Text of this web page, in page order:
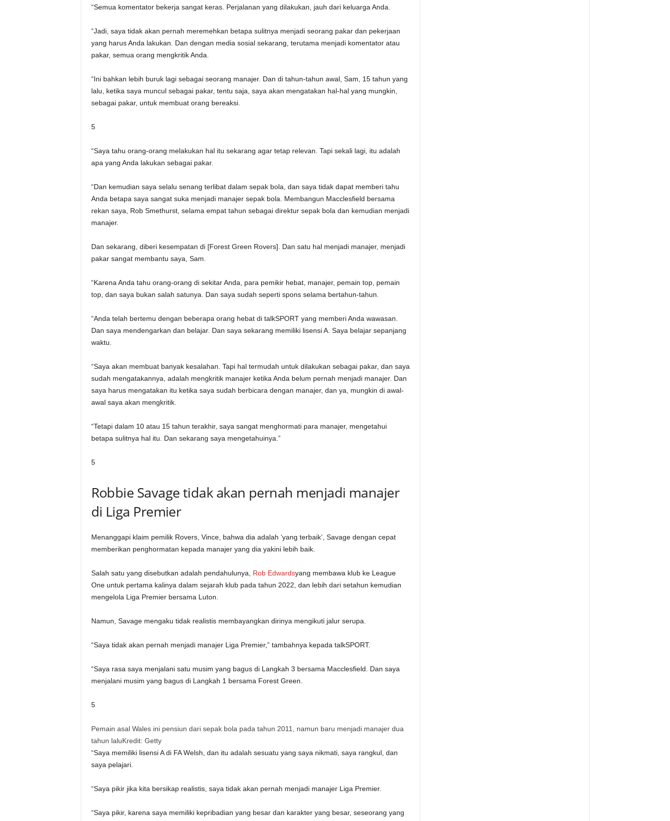
“Semua komentator bekerja sangat keras. Perjalanan yang dilakukan, jauh dari keluarga Anda.
“Jadi, saya tidak akan pernah meremehkan betapa sulitnya menjadi seorang pakar dan pekerjaan
yang harus Anda lakukan. Dan dengan media sosial sekarang, terutama menjadi komentator atau
pakar, semua orang mengkritik Anda.
“Ini bahkan lebih buruk lagi sebagai seorang manajer. Dan di tahun-tahun awal, Sam, 15 tahun yang
lalu, ketika saya muncul sebagai pakar, tentu saja, saya akan mengatakan hal-hal yang mungkin,
sebagai pakar, untuk membuat orang bereaksi.
5
“Saya tahu orang-orang melakukan hal itu sekarang agar tetap relevan. Tapi sekali lagi, itu adalah
apa yang Anda lakukan sebagai pakar.
“Dan kemudian saya selalu senang terlibat dalam sepak bola, dan saya tidak dapat memberi tahu
Anda betapa saya sangat suka menjadi manajer sepak bola. Membangun Macclesfield bersama
rekan saya, Rob Smethurst, selama empat tahun sebagai direktur sepak bola dan kemudian menjadi
manajer.
Dan sekarang, diberi kesempatan di [Forest Green Rovers]. Dan satu hal menjadi manajer, menjadi
pakar sangat membantu saya, Sam.
“Karena Anda tahu orang-orang di sekitar Anda, para pemikir hebat, manajer, pemain top, pemain
top, dan saya bukan salah satunya. Dan saya sudah seperti spons selama bertahun-tahun.
“Anda telah bertemu dengan beberapa orang hebat di talkSPORT yang memberi Anda wawasan.
Dan saya mendengarkan dan belajar. Dan saya sekarang memiliki lisensi A. Saya belajar sepanjang
waktu.
“Saya akan membuat banyak kesalahan. Tapi hal termudah untuk dilakukan sebagai pakar, dan saya
sudah mengatakannya, adalah mengkritik manajer ketika Anda belum pernah menjadi manajer. Dan
saya harus mengatakan itu ketika saya sudah berbicara dengan manajer, dan ya, mungkin di awal-
awal saya akan mengkritik.
“Tetapi dalam 10 atau 15 tahun terakhir, saya sangat menghormati para manajer, mengetahui
betapa sulitnya hal itu. Dan sekarang saya mengetahuinya.”
5
Robbie Savage tidak akan pernah menjadi manajer
di Liga Premier
Menanggapi klaim pemilik Rovers, Vince, bahwa dia adalah ‘yang terbaik’, Savage dengan cepat
memberikan penghormatan kepada manajer yang dia yakini lebih baik.
Salah satu yang disebutkan adalah pendahulunya, Rob Edwardsyang membawa klub ke League
One untuk pertama kalinya dalam sejarah klub pada tahun 2022, dan lebih dari setahun kemudian
mengelola Liga Premier bersama Luton.
Namun, Savage mengaku tidak realistis membayangkan dirinya mengikuti jalur serupa.
“Saya tidak akan pernah menjadi manajer Liga Premier,” tambahnya kepada talkSPORT.
“Saya rasa saya menjalani satu musim yang bagus di Langkah 3 bersama Macclesfield. Dan saya
menjalani musim yang bagus di Langkah 1 bersama Forest Green.
5
Pemain asal Wales ini pensiun dari sepak bola pada tahun 2011, namun baru menjadi manajer dua
tahun laluKredit: Getty
“Saya memiliki lisensi A di FA Welsh, dan itu adalah sesuatu yang saya nikmati, saya rangkul, dan
saya pelajari.
“Saya pikir jika kita bersikap realistis, saya tidak akan pernah menjadi manajer Liga Premier.
“Saya pikir, karena saya memiliki kepribadian yang besar dan karakter yang besar, seseorang yang